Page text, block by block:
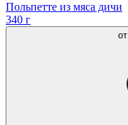
Польпетте из мяса дичи
340 г
от